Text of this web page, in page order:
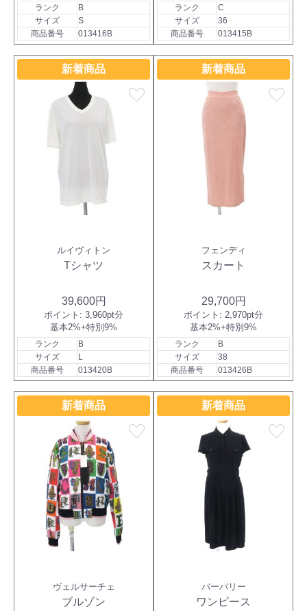
ランク
B
サイズ
S
商品番号
013416B
ランク
C
サイズ
36
商品番号
013415B
新着商品
favorite
ルイヴィトン
Tシャツ
39,600円
ポイント: 3,960pt分
基本2%+特別9%
ランク
B
サイズ
L
商品番号
013420B
新着商品
favorite
フェンディ
スカート
29,700円
ポイント: 2,970pt分
基本2%+特別9%
ランク
B
サイズ
38
商品番号
013426B
新着商品
favorite
ヴェルサーチェ
ブルゾン
新着商品
favorite
バーバリー
ワンピース